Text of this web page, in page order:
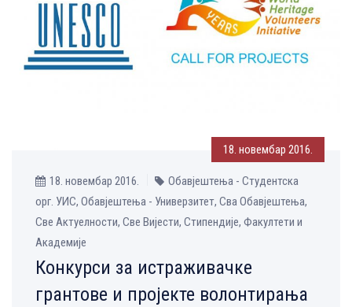
18. новембар 2016.
18. новембар 2016.
Обавјештења - Студентска
орг. УИС, Обавјештења - Универзитет, Сва Обавјештења,
Све Aктуелности, Све Вијести, Стипендије, Факултети и
Академије
Конкурси за истраживачке
грантове и пројекте волонтирања